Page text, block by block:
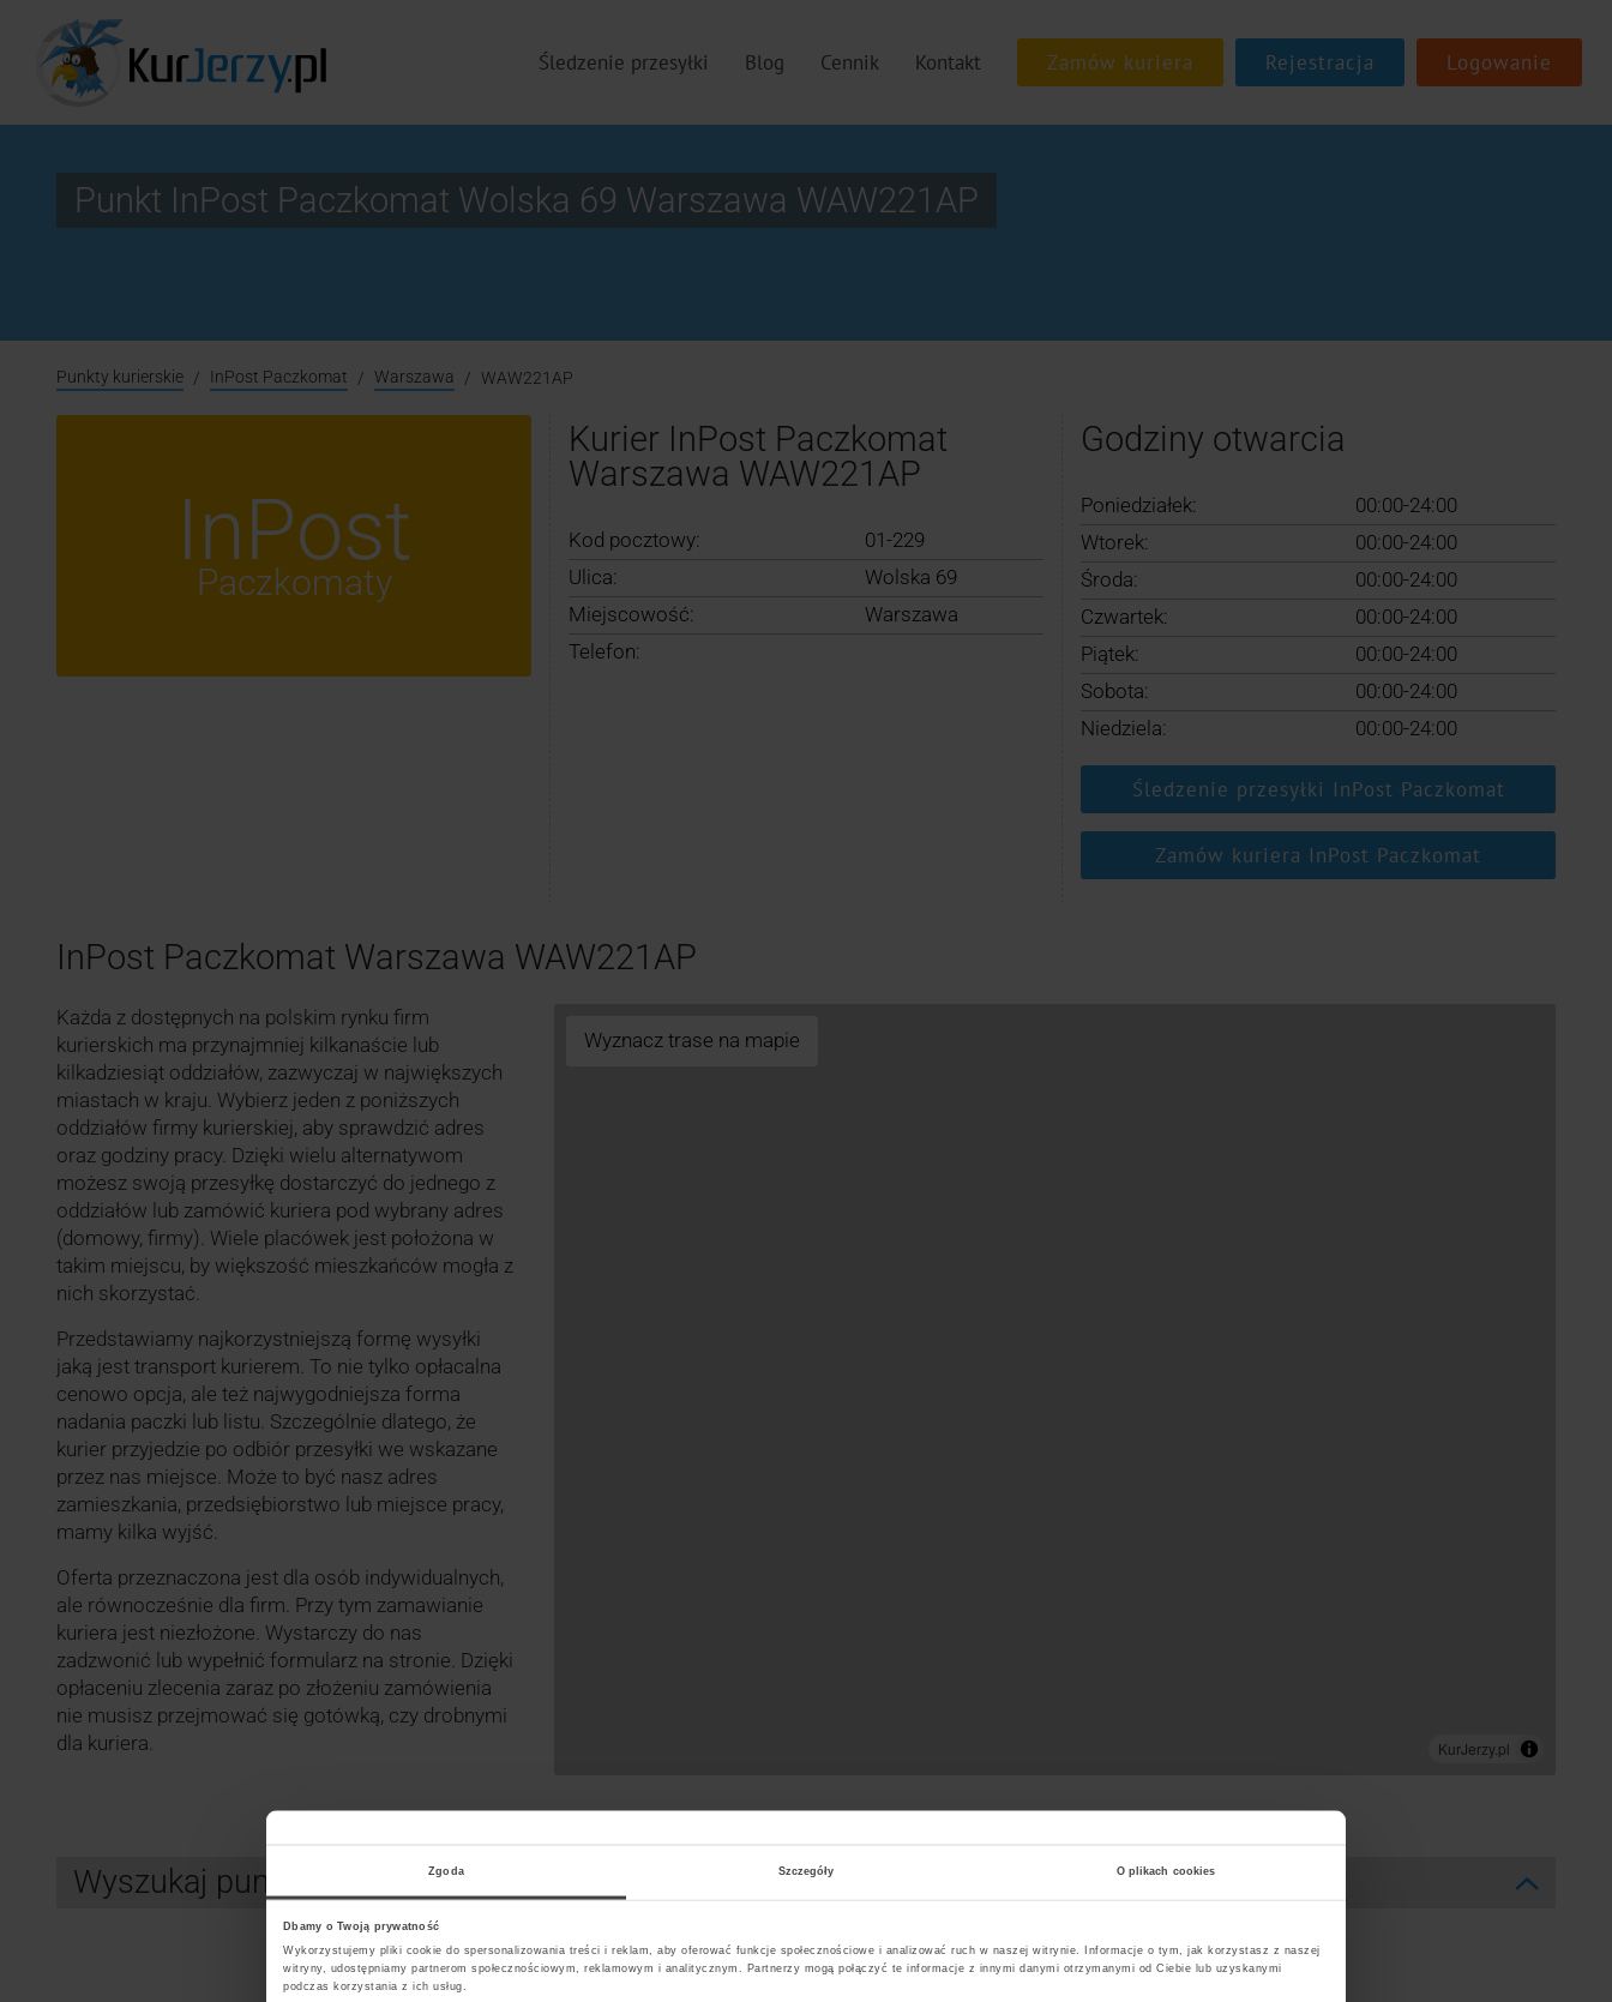
Zgoda Szczegóły O plikach cookies
Dbamy o Twoją prywatność
Wykorzystujemy pliki cookie do spersonalizowania treści i reklam, aby oferować funkcje społecznościowe i analizować ruch w naszej witrynie. Informacje o tym, jak korzystasz z naszej
witryny, udostępniamy partnerom społecznościowym, reklamowym i analitycznym. Partnerzy mogą połączyć te informacje z innymi danymi otrzymanymi od Ciebie lub uzyskanymi
podczas korzystania z ich usług.
Śledzenie przesyłki Blog Cennik Kontakt Rejestracja Logowanie
Punkt InPost Paczkomat Wolska 69 Warszawa WAW221AP
Punkty kurierskie InPost Paczkomat Warszawa WAW221AP
InPost
Paczkomaty
Kurier InPost Paczkomat
Warszawa WAW221AP
Kod pocztowy:
01-229
Ulica:
Wolska 69
Miejscowość:
Warszawa
Telefon:
Godziny otwarcia
Poniedziałek:
00:00-24:00
Wtorek:
00:00-24:00
Środa:
00:00-24:00
Czwartek:
00:00-24:00
Piątek:
00:00-24:00
Sobota:
00:00-24:00
Niedziela:
00:00-24:00
Śledzenie przesyłki InPost Paczkomat
Zamów kuriera InPost Paczkomat
InPost Paczkomat Warszawa WAW221AP
Każda z dostępnych na polskim rynku firm
kurierskich ma przynajmniej kilkanaście lub
kilkadziesiąt oddziałów, zazwyczaj w największych
miastach w kraju. Wybierz jeden z poniższych
oddziałów firmy kurierskiej, aby sprawdzić adres
oraz godziny pracy. Dzięki wielu alternatywom
możesz swoją przesyłkę dostarczyć do jednego z
oddziałów lub zamówić kuriera pod wybrany adres
(domowy, firmy). Wiele placówek jest położona w
takim miejscu, by większość mieszkańców mogła z
nich skorzystać.
Przedstawiamy najkorzystniejszą formę wysyłki
jaką jest transport kurierem. To nie tylko opłacalna
cenowo opcja, ale też najwygodniejsza forma
nadania paczki lub listu. Szczególnie dlatego, że
kurier przyjedzie po odbiór przesyłki we wskazane
przez nas miejsce. Może to być nasz adres
zamieszkania, przedsiębiorstwo lub miejsce pracy,
mamy kilka wyjść.
Oferta przeznaczona jest dla osób indywidualnych,
ale równocześnie dla firm. Przy tym zamawianie
kuriera jest niezłożone. Wystarczy do nas
zadzwonić lub wypełnić formularz na stronie. Dzięki
opłaceniu zlecenia zaraz po złożeniu zamówienia
nie musisz przejmować się gotówką, czy drobnymi
dla kuriera.
Wyznacz trase na mapie
Wyszukaj punkt kurierski InPost Paczkomat
Search